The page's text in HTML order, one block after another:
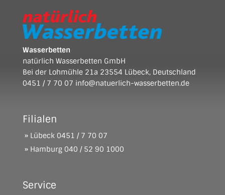
Wasserbetten
natürlich Wasserbetten GmbH
Bei der Lohmühle 21a 23554 Lübeck, Deutschland
0451 / 7 70 07 info@natuerlich-wasserbetten.de
Filialen
» Lübeck 0451 / 7 70 07
» Hamburg 040 / 52 90 1000
Service